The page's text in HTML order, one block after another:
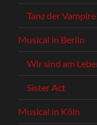
Tanz der
Musical in Berlin
Wir sind am
Sister Act
Musical in Köln